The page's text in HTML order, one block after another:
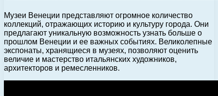
Музеи Венеции представляют огромное количество
коллекций, отражающих историю и культуру города. Они
предлагают уникальную возможность узнать больше о
прошлом Венеции и ее важных событиях. Великолепные
экспонаты, хранящиеся в музеях, позволяют оценить
величие и мастерство итальянских художников,
архитекторов и ремесленников.